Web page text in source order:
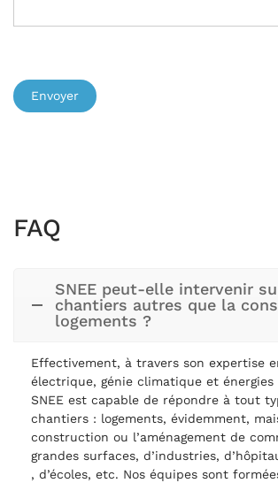
FAQ
SNEE peut-elle intervenir
chantiers autres que la
logements ?
Effectivement, à travers son expertise
électrique, génie climatique et énergies
SNEE est capable de répondre à tout
chantiers : logements, évidemment,
construction ou l’aménagement de
grandes surfaces, d’industries,
, d’écoles, etc. Nos équipes sont